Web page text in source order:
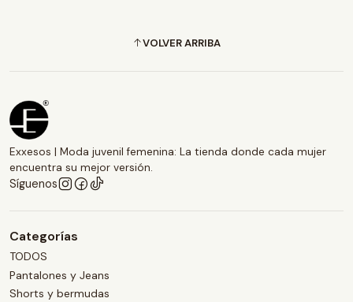
VOLVER ARRIBA
Exxesos | Moda juvenil femenina: La tienda donde cada mujer
encuentra su mejor versión.
Síguenos
Categorías
TODOS
Pantalones y Jeans
Shorts y bermudas